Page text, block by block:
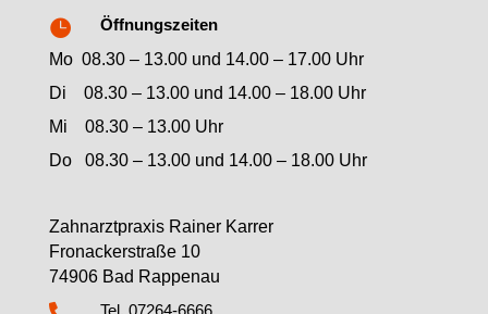

Öffnungszeiten
Mo 08.30 – 13.00 und 14.00 – 17.00 Uhr
Di 08.30 – 13.00 und 14.00 – 18.00 Uhr
Mi 08.30 – 13.00 Uhr
Do 08.30 – 13.00 und 14.00 – 18.00 Uhr
Zahnarztpraxis Rainer Karrer
Fronackerstraße 10
74906 Bad Rappenau